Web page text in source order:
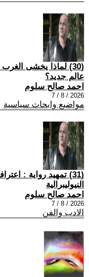
(30) لماذا يخشى
عالم جديد؟
احمد صالح سلوم
2026 / 8 / 7
مواضيع وابحاث سياسية
(31) تمهيد رواية :
النيوليبرالية
احمد صالح سلوم
2026 / 8 / 7
الادب والفن